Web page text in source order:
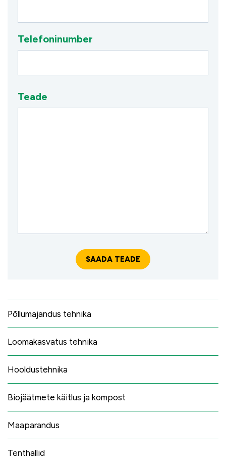
Telefoninumber
Teade
Põllumajandus tehnika
Loomakasvatus tehnika
Hooldustehnika
Biojäätmete käitlus ja kompost
Maaparandus
Tenthallid